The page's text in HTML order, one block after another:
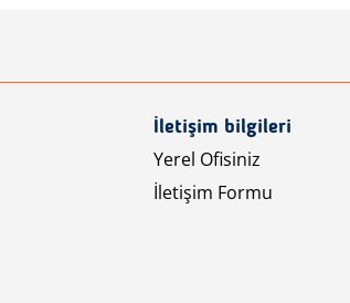
İletişim bilgileri
Yerel Ofisiniz
İletişim Formu